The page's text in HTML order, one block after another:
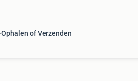
Ophalen of Verzenden